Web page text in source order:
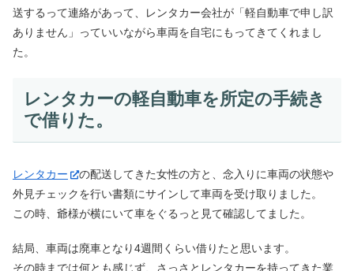
送するって連絡があって、レンタカー会社が「軽自動車で申し訳
ありません」っていいながら車両を自宅にもってきてくれまし
た。
レンタカーの軽自動車を所定の手続き
で借りた。
レンタカー
の配送してきた女性の方と、念入りに車両の状態や
外見チェックを行い書類にサインして車両を受け取りました。
この時、爺様が横にいて車をぐるっと見て確認してました。
結局、車両は廃車となり4週間くらい借りたと思います。
その時までは何とも感じず、さっさとレンタカーを持ってきた業